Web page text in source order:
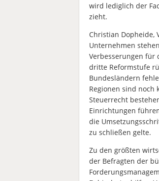
wird lediglich der
zieht.
Christian Dopheide,
Unternehmen
Verbesserungen für
dritte Reformstufe
Bundesländern
Regionen sind noch
Steuerrecht
Einrichtungen
die
zu schließen gelte.
Zu den größten
der Befragten der